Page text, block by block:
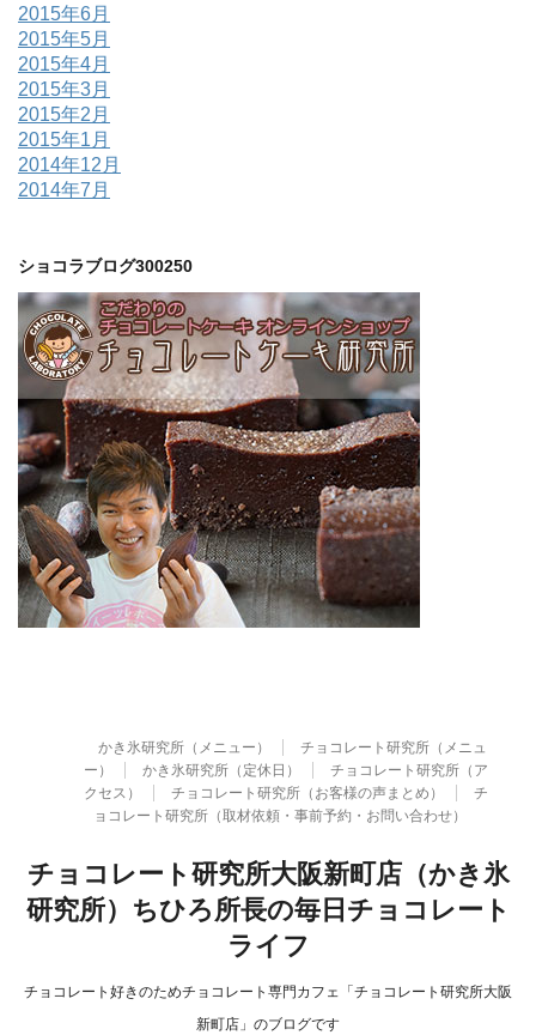
2015年6月
2015年5月
2015年4月
2015年3月
2015年2月
2015年1月
2014年12月
2014年7月
ショコラブログ300250
かき氷研究所（メニュー）
チョコレート研究所（メニュ
ー）
かき氷研究所（定休日）
チョコレート研究所（ア
クセス）
チョコレート研究所（お客様の声まとめ）
チ
ョコレート研究所（取材依頼・事前予約・お問い合わせ）
チョコレート研究所大阪新町店（かき氷
研究所）ちひろ所長の毎日チョコレート
ライフ
チョコレート好きのためチョコレート専門カフェ「チョコレート研究所大阪
新町店」のブログです